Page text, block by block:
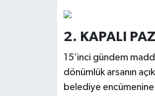
2. KAPALI
15’inci gündem
dönümlük arsanın
belediye